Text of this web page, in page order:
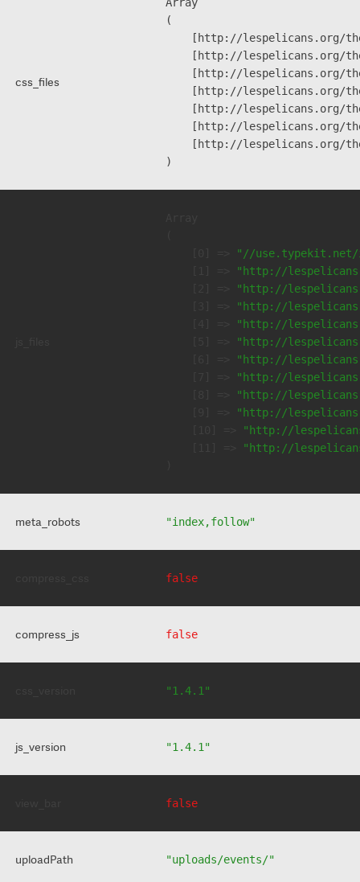
css_files
(
[http://lespelicans.org/
[http://lespelicans.org/
[http://lespelicans.org/
[http://lespelicans.org/
[http://lespelicans.org/
[http://lespelicans.org/
[http://lespelicans.org/
"//
"http://
"http://
"http://
"http://
"http://
"http://
"http://
"http://
"http://
"http://
"http://
meta_robots "index,follow"
false
compress_js false
"1.4.1"
js_version "1.4.1"
false
uploadPath "uploads/events/"